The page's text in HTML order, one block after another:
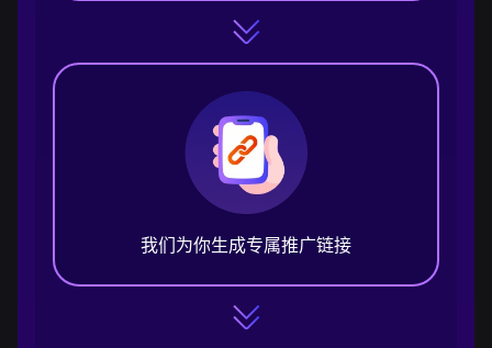
我们为你生成专属推广链接